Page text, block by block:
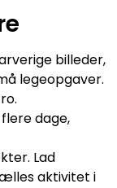
billeder,
legeopgaver.
dage,
Lad
aktivitet i